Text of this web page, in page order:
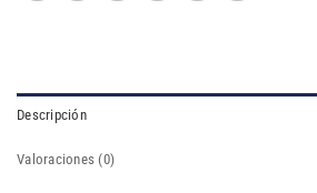
Descripción
Valoraciones (0)